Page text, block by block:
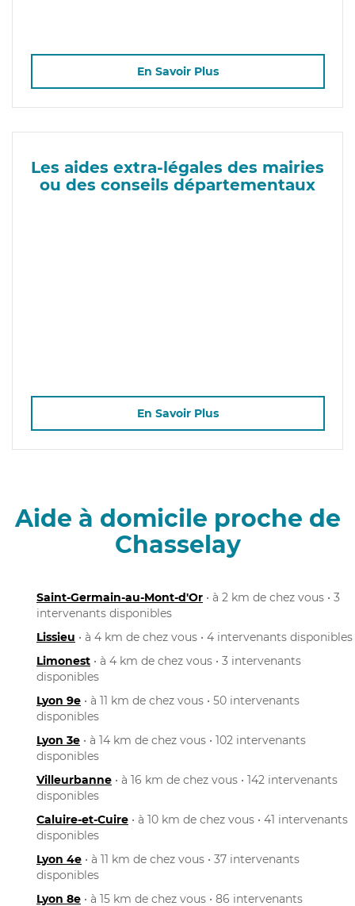
En Savoir Plus
Les aides extra-légales des mairies
ou des conseils départementaux
En Savoir Plus
Aide à domicile proche de
Chasselay
Saint-Germain-au-Mont-d'Or • à 2 km de chez vous • 3
intervenants disponibles
Lissieu • à 4 km de chez vous • 4 intervenants disponibles
Limonest • à 4 km de chez vous • 3 intervenants
disponibles
Lyon 9e • à 11 km de chez vous • 50 intervenants
disponibles
Lyon 3e • à 14 km de chez vous • 102 intervenants
disponibles
Villeurbanne • à 16 km de chez vous • 142 intervenants
disponibles
Caluire-et-Cuire • à 10 km de chez vous • 41 intervenants
disponibles
Lyon 4e • à 11 km de chez vous • 37 intervenants
disponibles
Lyon 8e • à 15 km de chez vous • 86 intervenants